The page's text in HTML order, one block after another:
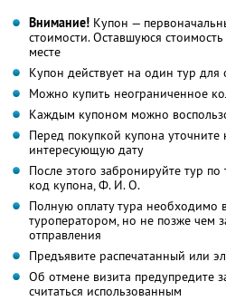
Внимание! Купон —
стоимости. Оставшуюся
месте
Купон действует на один тур для
Можно купить неограниченное
Каждым купоном можно
Перед покупкой купона уточните
интересующую дату
После этого забронируйте тур
код купона,Ф. И. О.
Полную оплату тура необходимо
туроператором, но не позже чем
отправления
Предъявите распечатанный или
Об отмене визита предупредите
считаться использованным